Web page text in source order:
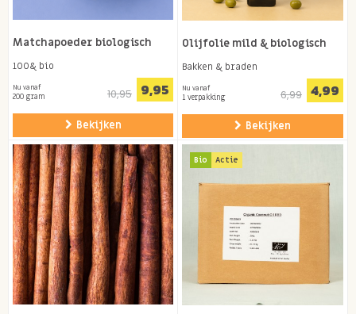
Matchapoeder biologisch
100& bio
Nu vanaf
200 gram 10,95 9,95
Bekijken
Olijfolie mild & biologisch
Bakken & braden
Nu vanaf
1 verpakking 6,99 4,99
Bekijken
Bio Actie